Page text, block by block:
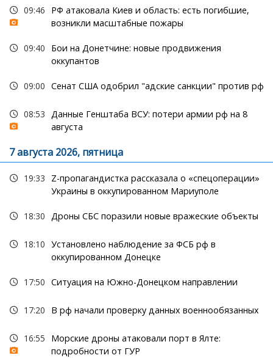
09:46
РФ атаковала Киев и область: есть погибшие,
возникли масштабные пожары
09:40
Бои на Донетчине: новые продвижения
оккупантов
09:00 Сенат США одобрил "адские санкции" против рф
08:53 Данные Генштаба ВСУ: потери армии рф на 8
августа
7 августа 2026, пятница
19:33
Z-пропагандистка рассказала о «спецоперации»
Украины в оккупированном Мариуполе
18:30 Дроны СБС поразили новые вражеские объекты
18:10 Установлено наблюдение за ФСБ рф в
оккупированном Донецке
17:50 Ситуация на Южно-Донецком направлении
17:20 В рф начали проверку данных военнообязанных
16:55
Морские дроны атаковали порт в Ялте:
подробности от ГУР